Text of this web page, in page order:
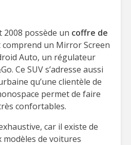
2008 possède un coffre de
comprend un Mirror Screen
Auto, un régulateur
Ce SUV s’adresse aussi
qu’une clientèle de
permet de faire
confortables.
car il existe de
de voitures